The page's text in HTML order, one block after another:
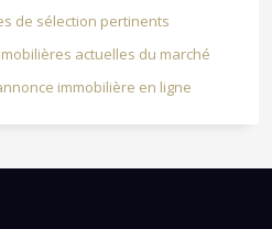
de sélection pertinents
actuelles du marché
immobilière en ligne